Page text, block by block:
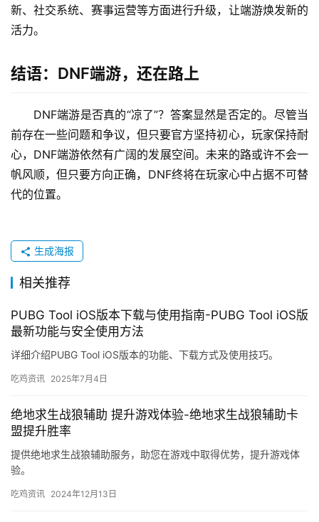
新、社交系统、赛事运营等方面进行升级，让端游焕发新的
活力。
结语：DNF端游，还在路上
DNF端游是否真的“凉了”？答案显然是否定的。尽管当
前存在一些问题和争议，但只要官方坚持初心，玩家保持耐
心，DNF端游依然有广阔的发展空间。未来的路或许不会一
帆风顺，但只要方向正确，DNF终将在玩家心中占据不可替
代的位置。
生成海报
相关推荐
PUBG Tool iOS版本下载与使用指南-PUBG Tool iOS版
最新功能与安全使用方法
详细介绍PUBG Tool iOS版本的功能、下载方式及使用技巧。
吃鸡资讯 2025年7月4日
绝地求生战狼辅助 提升游戏体验-绝地求生战狼辅助卡
盟提升胜率
提供绝地求生战狼辅助服务，助您在游戏中取得优势，提升游戏体
验。
吃鸡资讯 2024年12月13日